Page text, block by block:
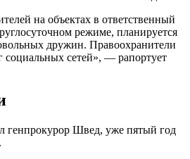
на объектах в ответственный
режиме, планируется
дружин. Правоохранители
сетей», — рапортует
генпрокурор Швед, уже пятый год